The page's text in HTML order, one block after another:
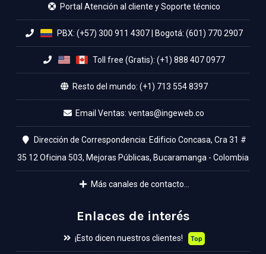
Portal Atención al cliente y Soporte técnico
PBX: (+57) 300 911 4307| Bogotá: (601) 770 2907
Toll free (Gratis): (+1) 888 407 0977
Resto del mundo: (+1) 713 554 8397
Email Ventas:
Dirección de Correspondencia: Edificio Concasa, Cra 31 #
35 12 Oficina 503, Mejoras Públicas, Bucaramanga - Colombia
Más canales de contacto...
Enlaces de interés
¡Esto dicen nuestros clientes! Top